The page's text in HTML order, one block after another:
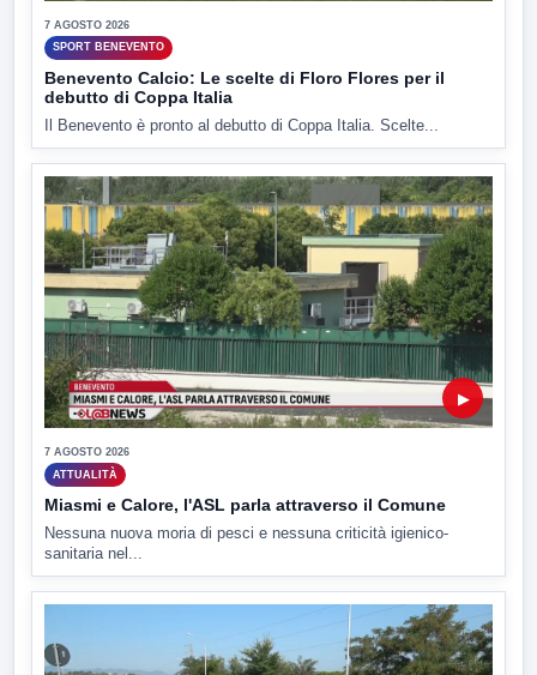
7 AGOSTO 2026
SPORT BENEVENTO
Benevento Calcio: Le scelte di Floro Flores per il
debutto di Coppa Italia
Il Benevento è pronto al debutto di Coppa Italia. Scelte...
▶
7 AGOSTO 2026
ATTUALITÀ
Miasmi e Calore, l'ASL parla attraverso il Comune
Nessuna nuova moria di pesci e nessuna criticità igienico-
sanitaria nel...